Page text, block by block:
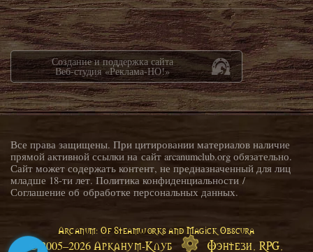
Создание и поддержка сайта
Веб-студия «Реклама-НО!»
Все права защищены. При цитировании материалов наличие
прямой активной ссылки на сайт arcanumclub.org обязательно.
Сайт может содержать контент, не предназначенный для лиц
младше 18-ти лет. Политика конфиденциальности /
Соглашение об обработке персональных данных.
Arcanum: Of Steamworks and Magick Obscura
© 2005–2026 Арканум-Клуб
Фэнтези, RPG,